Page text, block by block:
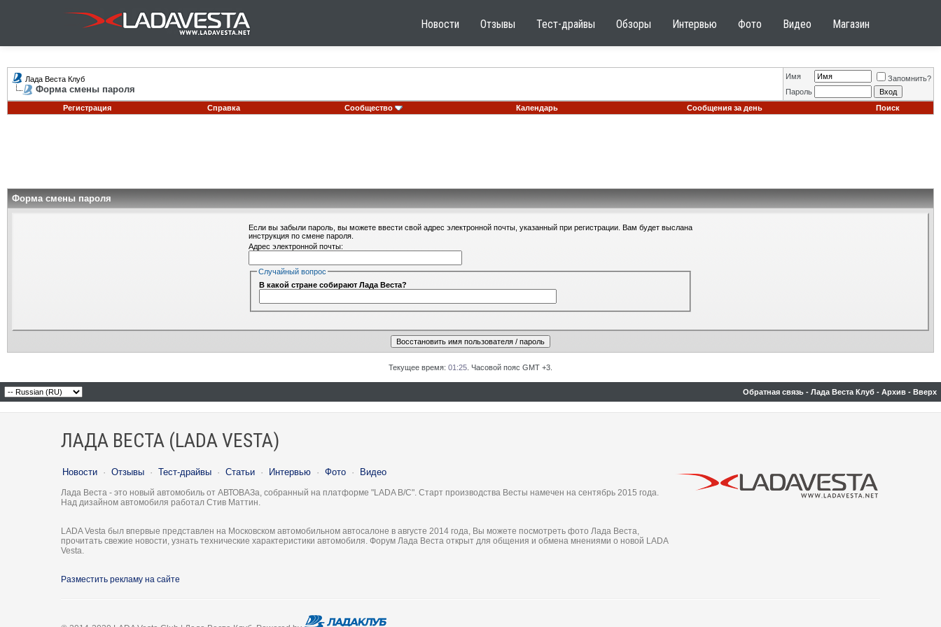
Новости Отзывы Тест-драйвы Обзоры Интервью Фото Видео Магазин
Лада Веста Клуб
Форма смены пароля
Имя
Запомнить?
Пароль
Регистрация
Справка Сообщество Календарь Сообщения за день Поиск
Форма смены пароля
Если вы забыли пароль, вы можете ввести свой адрес электронной почты, указанный при регистрации. Вам будет выслана
инструкция по смене пароля.
Адрес электронной почты:
Случайный вопрос
В какой стране собирают Лада Веста?
Текущее время: 01:25 . Часовой пояс GMT +3.
Обратная связь - Лада Веста Клуб - Архив - Вверх
ЛАДА ВЕСТА (LADA VESTA)
Новости · Отзывы · Тест-драйвы · Статьи · Интервью · Фото · Видео
Лада Веста - это новый автомобиль от АВТОВАЗа, собранный на платформе "LADA B/C". Старт производства Весты намечен на сентябрь 2015 года.
Над дизайном автомобиля работал Стив Маттин.
LADA Vesta был впервые представлен на Московском автомобильном автосалоне в августе 2014 года, Вы можете посмотреть фото Лада Веста,
прочитать свежие новости, узнать технические характеристики автомобиля. Форум Лада Веста открыт для общения и обмена мнениями о новой LADA
Vesta.
Разместить рекламу на сайте